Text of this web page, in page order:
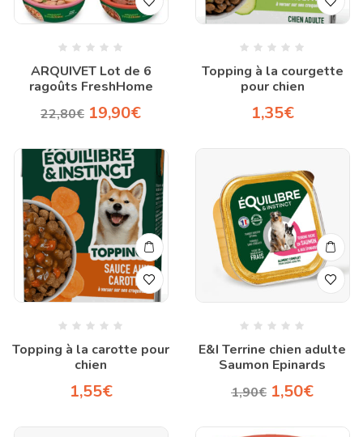
ARQUIVET Lot de 6
ragoûts FreshHome
22,80€ 19,90€
Topping à la courgette
pour chien
1,35€
Topping à la carotte pour
chien
1,55€
E&I Terrine chien adulte
Saumon Epinards
1,90€ 1,50€